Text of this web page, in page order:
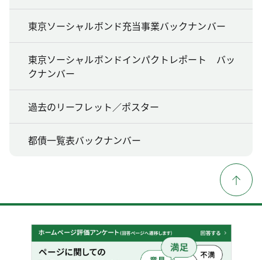
東京ソーシャルボンド充当事業バックナンバー
東京ソーシャルボンドインパクトレポート バッ
クナンバー
過去のリーフレット／ポスター
都債一覧表バックナンバー